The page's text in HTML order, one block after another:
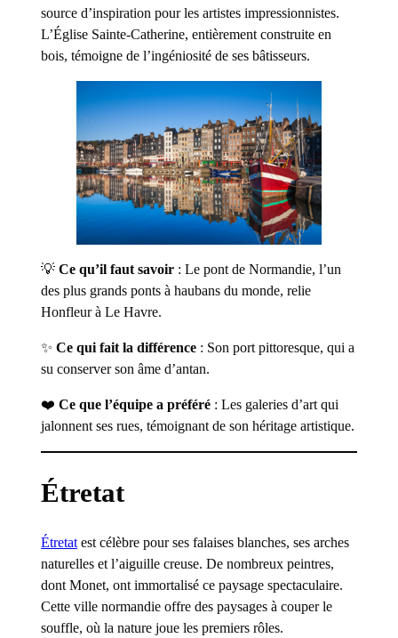
source d’inspiration pour les artistes impressionnistes.
L’Église Sainte-Catherine, entièrement construite en
bois, témoigne de l’ingéniosité de ses bâtisseurs.
💡Ce qu’il faut savoir : Le pont de Normandie, l’un
des plus grands ponts à haubans du monde, relie
Honfleur à Le Havre.
✨Ce qui fait la différence : Son port pittoresque, qui a
su conserver son âme d’antan.
❤️Ce que l’équipe a préféré : Les galeries d’art qui
jalonnent ses rues, témoignant de son héritage artistique.
Étretat
Étretat est célèbre pour ses falaises blanches, ses arches
naturelles et l’aiguille creuse. De nombreux peintres,
dont Monet, ont immortalisé ce paysage spectaculaire.
Cette ville normandie offre des paysages à couper le
souffle, où la nature joue les premiers rôles.